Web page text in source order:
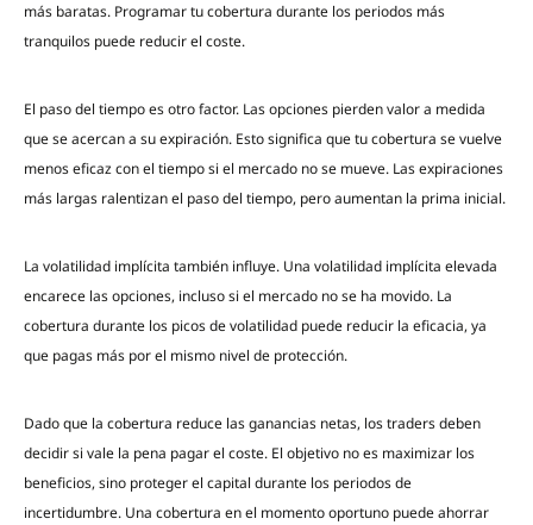
más baratas. Programar tu cobertura durante los periodos más
tranquilos puede reducir el coste.
El paso del tiempo es otro factor. Las opciones pierden valor a medida
que se acercan a su expiración. Esto significa que tu cobertura se vuelve
menos eficaz con el tiempo si el mercado no se mueve. Las expiraciones
más largas ralentizan el paso del tiempo, pero aumentan la prima inicial.
La volatilidad implícita también influye. Una volatilidad implícita elevada
encarece las opciones, incluso si el mercado no se ha movido. La
cobertura durante los picos de volatilidad puede reducir la eficacia, ya
que pagas más por el mismo nivel de protección.
Dado que la cobertura reduce las ganancias netas, los traders deben
decidir si vale la pena pagar el coste. El objetivo no es maximizar los
beneficios, sino proteger el capital durante los periodos de
incertidumbre. Una cobertura en el momento oportuno puede ahorrar